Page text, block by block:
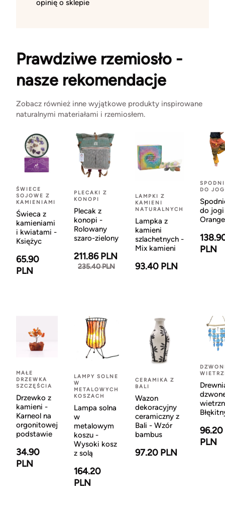
opinię o sklepie
Prawdziwe rzemiosło -
nasze rekomendacje
Zobacz również inne wyjątkowe produkty inspirowane
naturalnymi materiałami i rzemiosłem.
ŚWIECE
SOJOWE Z
KAMIENIAMI
Świeca z
kamieniami
i kwiatami -
Księżyc
65.90
PLN
PLECAKI Z
KONOPI
Plecak z
konopi -
Rolowany
szaro-zielony
211.86 PLN
235.40 PLN
LAMPKI Z
KAMIENI
NATURALNYCH
Lampka z
kamieni
szlachetnych -
Mix kamieni
93.40 PLN
DO
do
Orange
PLN
MAŁE
DRZEWKA
SZCZĘŚCIA
Drzewko z
kamieni -
Karneol na
orgonitowej
podstawie
34.90
PLN
LAMPY SOLNE
W
METALOWYCH
KOSZACH
Lampa solna
w
metalowym
koszu -
Wysoki kosz
z solą
164.20
PLN
CERAMIKA Z
BALI
Wazon
dekoracyjny
ceramiczny z
Bali - Wzór
bambus
97.20 PLN
96.20
PLN